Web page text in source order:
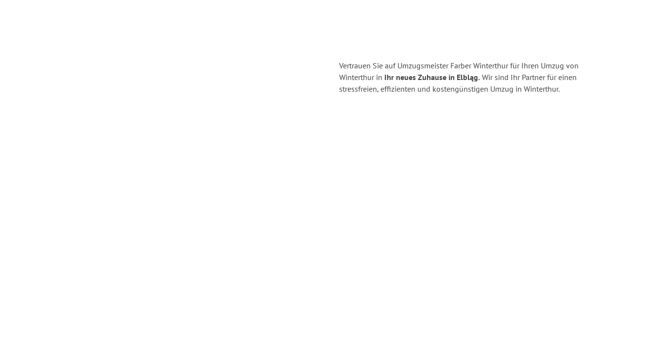
Vertrauen Sie auf Umzugsmeister Farber Winterthur für Ihren Umzug von
Winterthur in Ihr neues Zuhause in Elbląg. Wir sind Ihr Partner für einen
stressfreien, effizienten und kostengünstigen Umzug in Winterthur.